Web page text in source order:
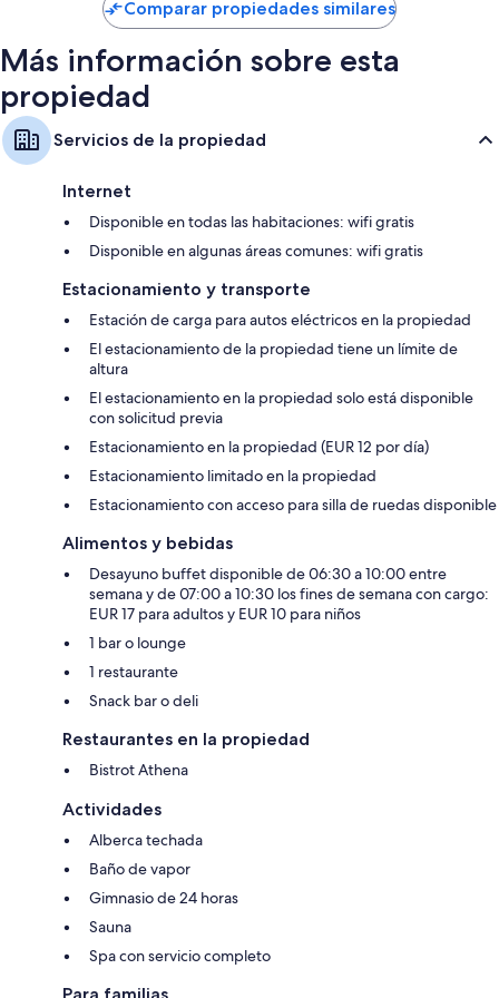
de
$114
Comparar propiedades similares
Más información sobre esta
propiedad
Servicios de la propiedad
Internet
Disponible en todas las habitaciones: wifi gratis
Disponible en algunas áreas comunes: wifi gratis
Estacionamiento y transporte
Estación de carga para autos eléctricos en la propiedad
El estacionamiento de la propiedad tiene un límite de
altura
El estacionamiento en la propiedad solo está disponible
con solicitud previa
Estacionamiento en la propiedad (EUR 12 por día)
Estacionamiento limitado en la propiedad
Estacionamiento con acceso para silla de ruedas disponible
Alimentos y bebidas
Desayuno buffet disponible de 06:30 a 10:00 entre
semana y de 07:00 a 10:30 los fines de semana con cargo:
EUR 17 para adultos y EUR 10 para niños
1 bar o lounge
1 restaurante
Snack bar o deli
Restaurantes en la propiedad
Bistrot Athena
Actividades
Alberca techada
Baño de vapor
Gimnasio de 24 horas
Sauna
Spa con servicio completo